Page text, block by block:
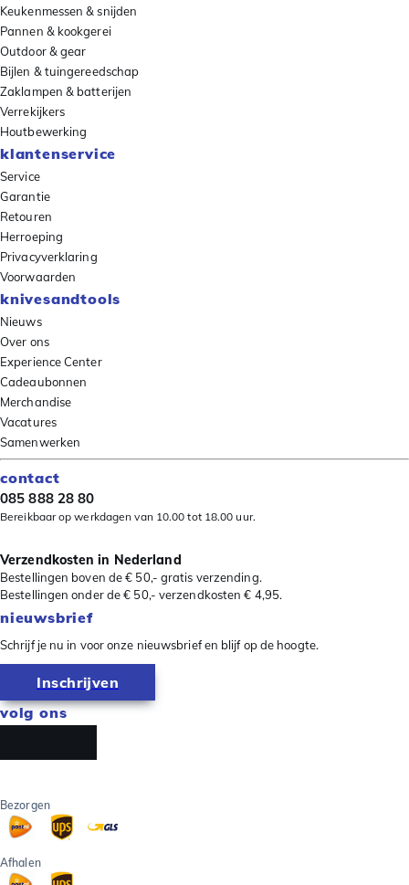
Keukenmessen & snijden
Pannen & kookgerei
Outdoor & gear
Bijlen & tuingereedschap
Zaklampen & batterijen
Verrekijkers
Houtbewerking
klantenservice
Service
Garantie
Retouren
Herroeping
Privacyverklaring
Voorwaarden
knivesandtools
Nieuws
Over ons
Experience Center
Cadeaubonnen
Merchandise
Vacatures
Samenwerken
contact
085 888 28 80
Bereikbaar op werkdagen van 10.00 tot 18.00 uur.
Verzendkosten in Nederland
Bestellingen boven de € 50,- gratis verzending.
Bestellingen onder de € 50,- verzendkosten € 4,95.
nieuwsbrief
Schrijf je nu in voor onze nieuwsbrief en blijf op de hoogte.
Inschrijven
volg ons
Bezorgen
Afhalen